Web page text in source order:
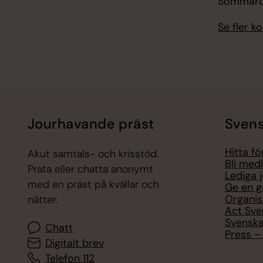
Se fler
Jourhavande präst
Akut samtals- och krisstöd.
Prata eller chatta anonymt
med en präst på kvällar och
nätter.
Chatt
Digitalt brev
Telefon 112
Hitta
Bli
Lediga
Ge en
Act
Press